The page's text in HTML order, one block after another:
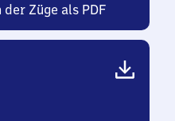
Züge als PDF